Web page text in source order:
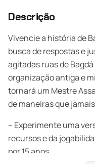
Descrição
Vivencie a história de
busca de respostas e
agitadas ruas de
organização antiga e
tornará um Mestre
de maneiras que
– Experimente uma
recursos e da
por 15 anos.